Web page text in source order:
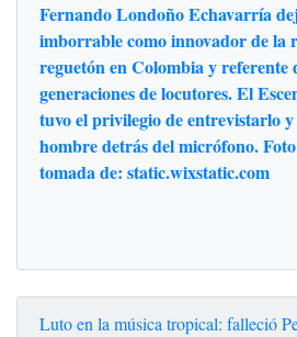
Fernando Londoño Echavarría
imborrable como innovador de la
reguetón en Colombia y referente
generaciones de locutores. El
tuvo el privilegio de entrevistarlo
hombre detrás del micrófono.
tomada de: static.wixstatic.com
Luto en la música tropical: falleció